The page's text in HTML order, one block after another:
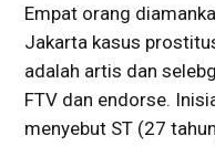
Empat orang
Jakarta kasus
adalah artis dan
FTV dan endorse.
menyebut ST (27